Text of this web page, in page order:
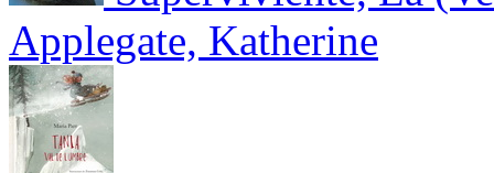
Applegate, Katherine